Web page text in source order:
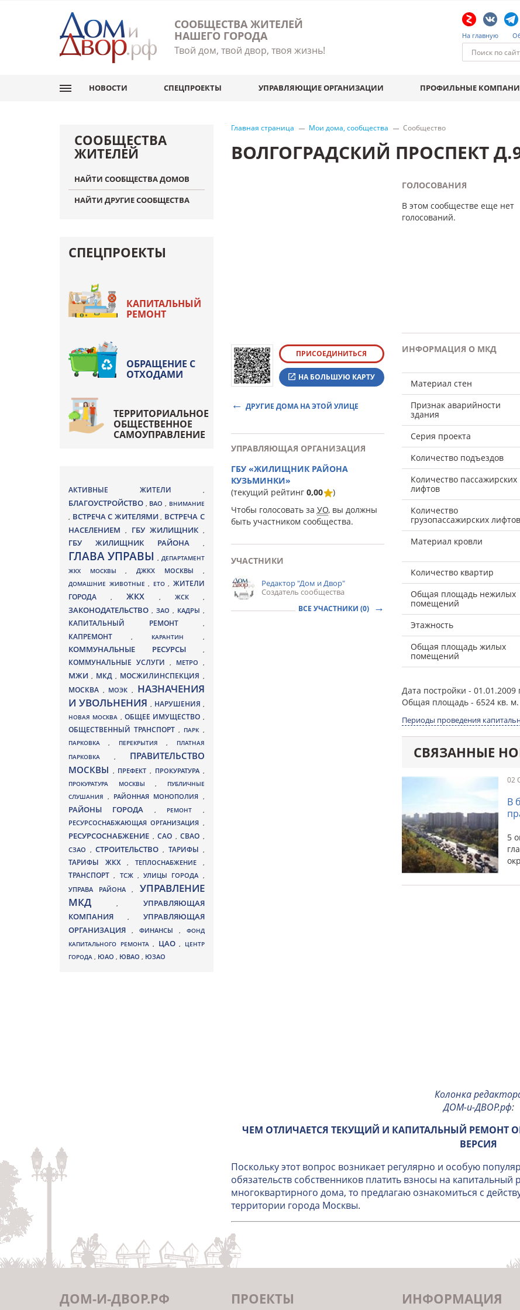
СООБЩЕСТВА ЖИТЕЛЕЙ
НАШЕГО ГОРОДА
Твой дом, твой двор, твоя жизнь!
На главную
НОВОСТИ СПЕЦПРОЕКТЫ УПРАВЛЯЮЩИЕ ОРГАНИЗАЦИИ ПРОФИЛЬНЫЕ
Главная страница Мои дома, сообщества Сообщество
ВОЛГОГРАДСКИЙ ПРОСПЕКТ
ПРИСОЕДИНИТЬСЯ
НА БОЛЬШУЮ КАРТУ
ДРУГИЕ ДОМА НА ЭТОЙ УЛИЦЕ
УПРАВЛЯЮЩАЯ ОРГАНИЗАЦИЯ
ГБУ «ЖИЛИЩНИК РАЙОНА
КУЗЬМИНКИ»
(текущий рейтинг 0,00
)
Чтобы голосовать за УО, вы должны
быть участником сообщества.
УЧАСТНИКИ
Редактор "Дом и Двор"
Создатель сообщества
ВСЕ УЧАСТНИКИ (0)
ГОЛОСОВАНИЯ
В этом сообществе еще нет
голосований.
ИНФОРМАЦИЯ О МКД
Материал стен
Признак аварийности
здания
Серия проекта
Количество подъездов
Количество пассажирских
лифтов
Количество
грузопассажирских лифтов
Материал кровли
Количество квартир
Общая площадь нежилых
помещений
Этажность
Общая площадь жилых
помещений
Дата постройки - 01.01.2009
Общая площадь- 6524 кв. м.
Периоды проведения
СВЯЗАННЫЕ
02
В
5
Колонка
ДОМ-и-ДВОР.рф:
ЧЕМ ОТЛИЧАЕТСЯ ТЕКУЩИЙ И КАПИТАЛЬНЫЙ РЕМОНТ
ВЕРСИЯ
Поскольку этот вопрос возникает регулярно и особую
обязательств собственников платить взносы на
многоквартирного дома, то предлагаю ознакомиться с
территории города Москвы.
СООБЩЕСТВА
ЖИТЕЛЕЙ
НАЙТИ СООБЩЕСТВА ДОМОВ
НАЙТИ ДРУГИЕ СООБЩЕСТВА
СПЕЦПРОЕКТЫ
КАПИТАЛЬНЫЙ
РЕМОНТ
ОБРАЩЕНИЕ С
ОТХОДАМИ
ТЕРРИТОРИАЛЬНОЕ
ОБЩЕСТВЕННОЕ
САМОУПРАВЛЕНИЕ
АКТИВНЫЕ ЖИТЕЛИ ,
БЛАГОУСТРОЙСТВО , ВАО , ВНИМАНИЕ
, ВСТРЕЧА С ЖИТЕЛЯМИ, ВСТРЕЧА С
НАСЕЛЕНИЕМ
, ГБУ ЖИЛИЩНИК ,
ГБУ ЖИЛИЩНИК РАЙОНА ,
ГЛАВА УПРАВЫ, ДЕПАРТАМЕНТ
ЖКХ МОСКВЫ,ДЖКХ МОСКВЫ ,
ДОМАШНИЕ ЖИВОТНЫЕ , ЕТО , ЖИТЕЛИ
ГОРОДА
, ЖКХ , ЖСК ,
ЗАКОНОДАТЕЛЬСТВО , ЗАО , КАДРЫ ,
КАПИТАЛЬНЫЙ РЕМОНТ ,
КАПРЕМОНТ , КАРАНТИН ,
КОММУНАЛЬНЫЕ РЕСУРСЫ ,
КОММУНАЛЬНЫЕ УСЛУГИ , МЕТРО ,
МЖИ, МКД , МОСЖИЛИНСПЕКЦИЯ ,
МОСКВА , МОЭК ,
НАЗНАЧЕНИЯ
И УВОЛЬНЕНИЯ , НАРУШЕНИЯ ,
НОВАЯ МОСКВА , ОБЩЕЕ ИМУЩЕСТВО ,
ОБЩЕСТВЕННЫЙ ТРАНСПОРТ, ПАРК ,
ПАРКОВКА, ПЕРЕКРЫТИЯ,
ПЛАТНАЯ
ПАРКОВКА ,
ПРАВИТЕЛЬСТВО
МОСКВЫ , ПРЕФЕКТ, ПРОКУРАТУРА ,
ПРОКУРАТУРА МОСКВЫ ,
ПУБЛИЧНЫЕ
СЛУШАНИЯ, РАЙОННАЯ МОНОПОЛИЯ ,
РАЙОНЫ ГОРОДА , РЕМОНТ ,
РЕСУРСОСНАБЖАЮЩАЯ ОРГАНИЗАЦИЯ ,
РЕСУРСОСНАБЖЕНИЕ , САО , СВАО ,
СЗАО ,СТРОИТЕЛЬСТВО, ТАРИФЫ ,
ТАРИФЫ ЖКХ , ТЕПЛОСНАБЖЕНИЕ ,
ТРАНСПОРТ, ТСЖ , УЛИЦЫ ГОРОДА ,
УПРАВА РАЙОНА, УПРАВЛЕНИЕ
МКД, УПРАВЛЯЮЩАЯ
КОМПАНИЯ
, УПРАВЛЯЮЩАЯ
ОРГАНИЗАЦИЯ
, ФИНАНСЫ , ФОНД
КАПИТАЛЬНОГО РЕМОНТА , ЦАО ,
ЦЕНТР
ГОРОДА , ЮАО , ЮВАО , ЮЗАО
ДОМ-И-ДВОР.РФ ПРОЕКТЫ ИНФОРМАЦИЯ